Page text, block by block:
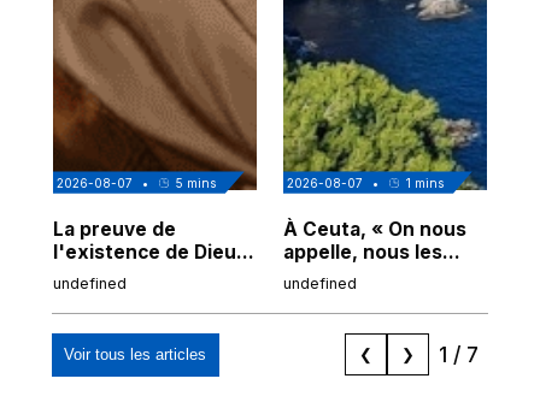
2026-08-07 • 5 mins
La preuve de
l'existence de Dieu
chez Ibn Sina
undefined
2026-08-07 • 1 mins
À Ceuta, « On nous
appelle, nous les
Espagnols d'origine
"musulmans"»
undefined
Voir tous les articles ❮ ❯ 1 / 7